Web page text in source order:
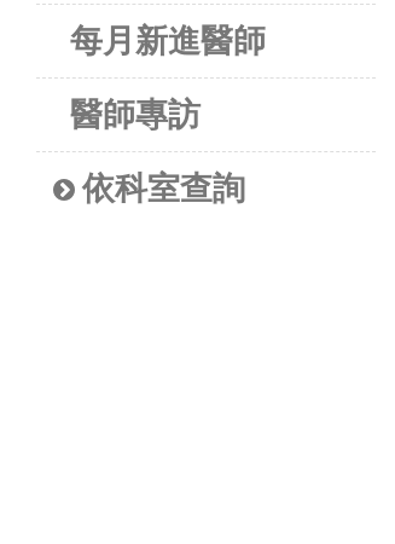
每月新進醫師
醫師專訪
依科室查詢